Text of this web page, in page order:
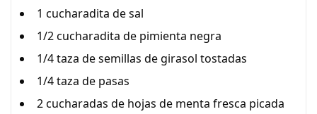
1 cucharadita de sal
1/2 cucharadita de pimienta negra
1/4 taza de semillas de girasol tostadas
1/4 taza de pasas
2 cucharadas de hojas de menta fresca picada